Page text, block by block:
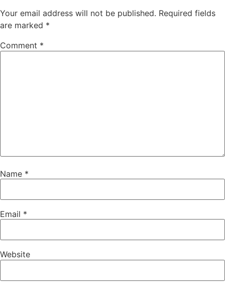
Your email address will not be published. Required fields
are marked *
Comment *
Name *
Email *
Website